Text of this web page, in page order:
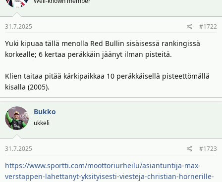
t
t
a
a
31.7.2025 #1722
Yuki kipuaa tällä menolla Red Bullin sisäisessä rankingissä
korkealle; 6 kertaa peräkkäin jäänyt ilman pisteitä.
Klien taitaa pitää kärkipaikkaa 10 peräkkäisellä pisteettömällä
kisalla (2005).
Bukko
ukkeli
31.7.2025 #1723
https://www.sportti.com/moottoriurheilu/asiantuntija-max-
verstappen-lahettanyt-yksityisesti-viesteja-christian-hornerille-